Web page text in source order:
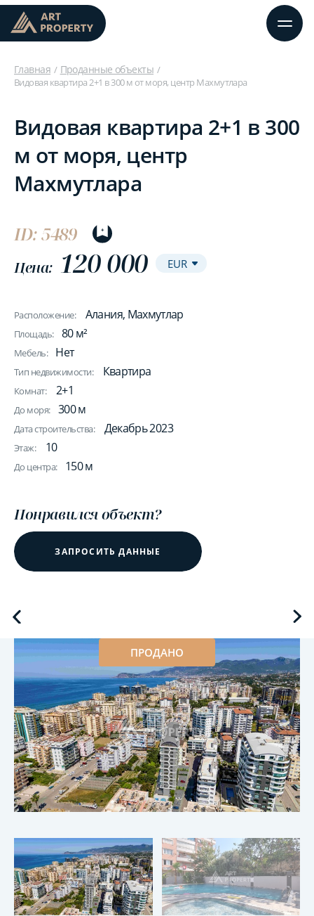
Главная Проданные объекты
Видовая квартира 2+1 в 300 м от моря, центр Махмутлара
Видовая квартира 2+1 в 300
м от моря, центр
Махмутлара
ID: 5489
Цена: 120 000
Расположение: Алания, Махмутлар
Площадь: 80 м²
Мебель: Нет
Тип недвижимости: Квартира
Комнат: 2+1
До моря: 300 м
Дата строительства: Декабрь 2023
Этаж: 10
До центра: 150 м
Понравился объект?
ЗАПРОСИТЬ ДАННЫЕ
ПРОДАНО